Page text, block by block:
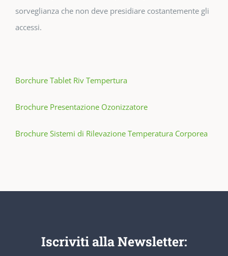
sorveglianza che non deve presidiare costantemente gli
accessi.
Borchure Tablet Riv Tempertura
Brochure Presentazione Ozonizzatore
Brochure Sistemi di Rilevazione Temperatura Corporea
Iscriviti alla Newsletter: